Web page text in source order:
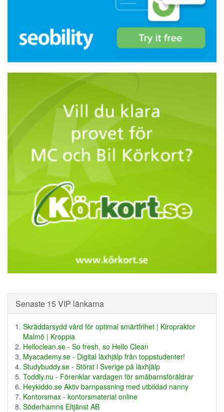
Senaste 15 VIP länkarna
Skräddarsydd vård för optimal smärtfrihet | Kiropraktor
Malmö | Kroppia
Helloclean.se - So fresh, so Hello Clean
Myacademy.se - Digital läxhjälp från toppstudenter!
Studybuddy.se - Störst i Sverige på läxhjälp
Toddly.nu - Förenklar vardagen för småbarnsföräldrar
Heykiddo.se Aktiv barnpassning med utbildad nanny
Kontorsmax - kontorsmaterial online
Söderhamns Eltjänst AB